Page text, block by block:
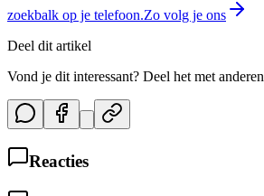
zoekbalk op je telefoon.Zo volg je ons
Deel dit artikel
Vond je dit interessant? Deel het met anderen
Reacties